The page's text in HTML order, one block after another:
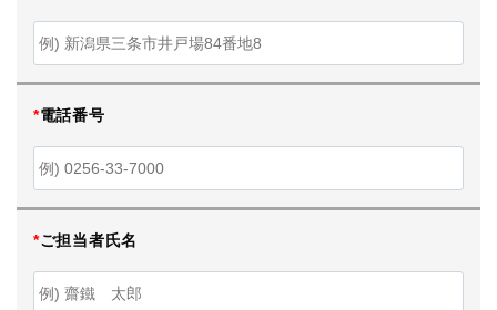
*電話番号
*ご担当者氏名